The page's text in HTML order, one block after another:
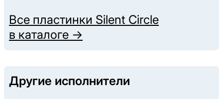
Все пластинки Silent Circle
в каталоге →
Другие исполнители